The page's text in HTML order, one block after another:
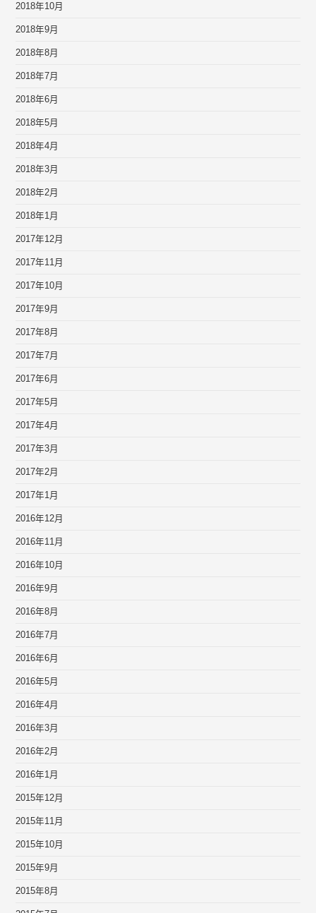
2018年10月
2018年9月
2018年8月
2018年7月
2018年6月
2018年5月
2018年4月
2018年3月
2018年2月
2018年1月
2017年12月
2017年11月
2017年10月
2017年9月
2017年8月
2017年7月
2017年6月
2017年5月
2017年4月
2017年3月
2017年2月
2017年1月
2016年12月
2016年11月
2016年10月
2016年9月
2016年8月
2016年7月
2016年6月
2016年5月
2016年4月
2016年3月
2016年2月
2016年1月
2015年12月
2015年11月
2015年10月
2015年9月
2015年8月